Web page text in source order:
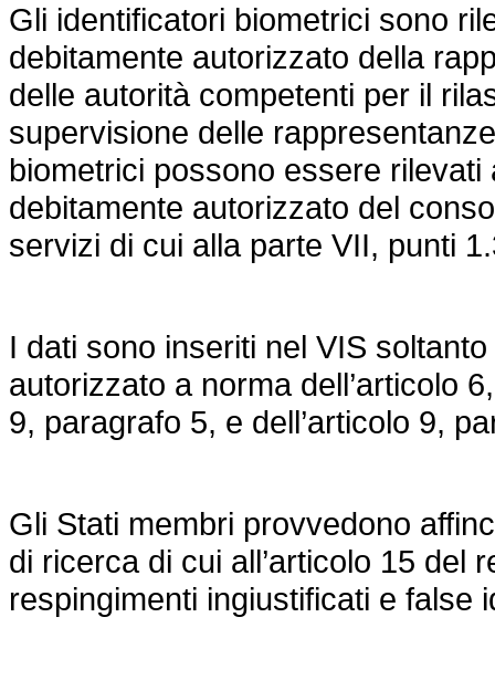
Gli identificatori biometrici sono
debitamente autorizzato della
delle autorità competenti per il
supervisione delle
biometrici possono essere
debitamente autorizzato del
servizi di cui alla parte VII, punti
I dati sono inseriti nel VIS
autorizzato a norma dell’articolo
9, paragrafo 5, e dell’articolo 9,
Gli Stati membri provvedono
di ricerca di cui all’articolo 15 del
respingimenti ingiustificati e false